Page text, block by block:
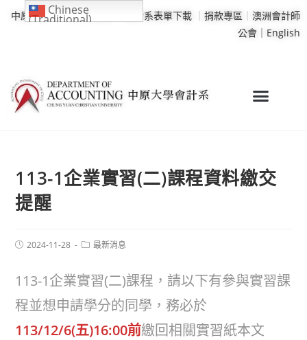
中原大學｜學校行事曆 會計系表單下載 ｜ 捐款專區 ｜ 澳洲會計師
公會｜ English
113-1企業實習(二)課程資料繳交
提醒
2024-11-28 最新消息
113-1企業實習(二)課程，請以下有參與實習課
程並想申請學分的同學，務必於
113/12/6(五)16:00前繳回相關實習紙本文
Chinese
(Traditional)